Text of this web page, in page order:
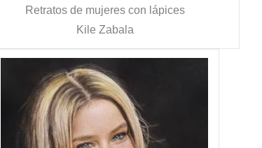
Retratos de mujeres con lápices
Kile Zabala